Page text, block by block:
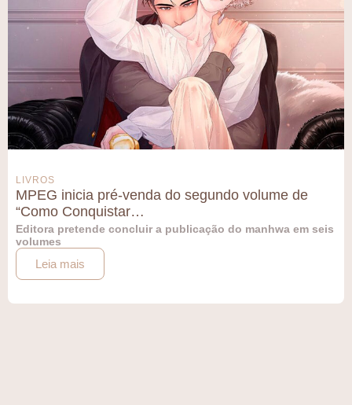
LIVROS
MPEG inicia pré-venda do segundo volume de
“Como Conquistar…
Editora pretende concluir a publicação do manhwa em seis
volumes
Leia mais